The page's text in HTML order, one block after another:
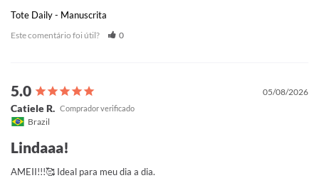
Tote Daily - Manuscrita
Este comentário foi útil? 0
05/08/2026
Catiele R.
Brazil
Lindaaa!
AMEII!!!🥰 Ideal para meu dia a dia.